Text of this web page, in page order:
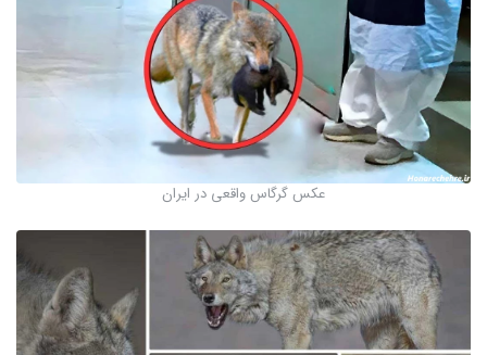
عکس گرگاس واقعی در ایران